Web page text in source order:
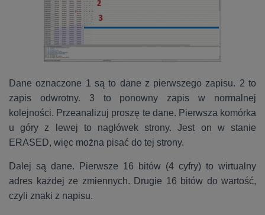
Dane oznaczone 1 są to dane z pierwszego zapisu. 2 to
zapis odwrotny. 3 to ponowny zapis w normalnej
kolejności. Przeanalizuj proszę te dane. Pierwsza komórka
u góry z lewej to nagłówek strony. Jest on w stanie
ERASED, więc można pisać do tej strony.
Dalej są dane. Pierwsze 16 bitów (4 cyfry) to wirtualny
adres każdej ze zmiennych. Drugie 16 bitów do wartość,
czyli znaki z napisu.